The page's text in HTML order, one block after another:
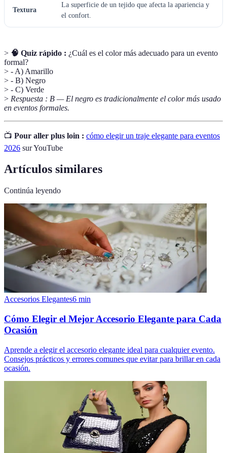
Textura
La superficie de un tejido que afecta la apariencia y
el confort.
> 🧠 Quiz rápido : ¿Cuál es el color más adecuado para un evento
formal?
> - A) Amarillo
> - B) Negro
> - C) Verde
> Respuesta : B — El negro es tradicionalmente el color más usado
en eventos formales.
📺 Pour aller plus loin : cómo elegir un traje elegante para eventos
2026 sur YouTube
Artículos similares
Continúa leyendo
Accesorios Elegantes6 min
Cómo Elegir el Mejor Accesorio Elegante para Cada
Ocasión
Aprende a elegir el accesorio elegante ideal para cualquier evento.
Consejos prácticos y errores comunes que evitar para brillar en cada
ocasión.